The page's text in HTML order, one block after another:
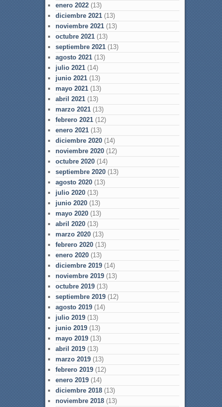
enero 2022(13)
diciembre 2021(13)
noviembre 2021(13)
octubre 2021(13)
septiembre 2021(13)
agosto 2021(13)
julio 2021(14)
junio 2021(13)
mayo 2021(13)
abril 2021(13)
marzo 2021(13)
febrero 2021(12)
enero 2021(13)
diciembre 2020(14)
noviembre 2020(12)
octubre 2020(14)
septiembre 2020(13)
agosto 2020(13)
julio 2020(13)
junio 2020(13)
mayo 2020(13)
abril 2020(13)
marzo 2020(13)
febrero 2020(13)
enero 2020(13)
diciembre 2019(14)
noviembre 2019(13)
octubre 2019(13)
septiembre 2019(12)
agosto 2019(14)
julio 2019(13)
junio 2019(13)
mayo 2019(13)
abril 2019(13)
marzo 2019(13)
febrero 2019(12)
enero 2019(14)
diciembre 2018(13)
noviembre 2018(13)